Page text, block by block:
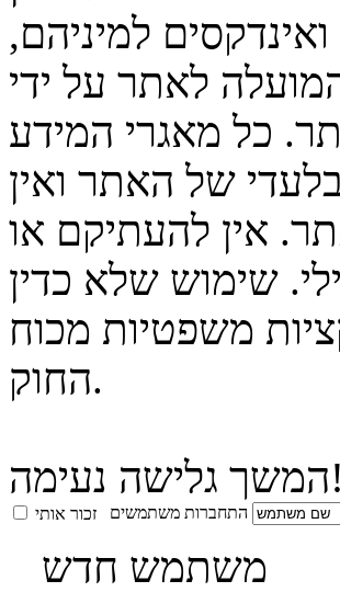
למיניהם,
לאתר על ידי
כל מאגרי המידע
של האתר ואין
אין להעתיקם או
שימוש שלא כדין
משפטיות מכוח
החוק.
המשך גלישה נעימה!
התחברות משתמשים זכור אותי
משתמש חדש